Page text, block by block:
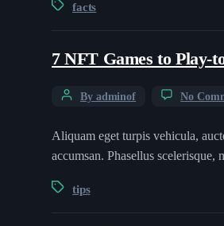
facts
7 NFT Games to Play-
By adminof No
Aliquam eget turpis vehicula,
accumsan. Phasellus
tips